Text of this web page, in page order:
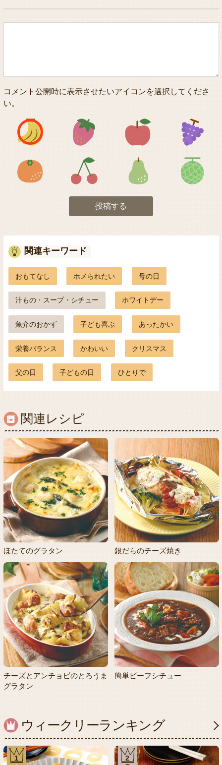
コメント公開時に表示させたいアイコンを選択してくださ
い。
アイコン1 アイコン2 アイコン3
アイコン5 アイコン6 アイコン7
投稿する
関連キーワード
おもてなし ホメられたい 母の日
汁もの・スープ・シチュー ホワイトデー
魚介のおかず 子ども喜ぶ あったかい
栄養バランス かわいい クリスマス
父の日 子どもの日 ひとりで
関連レシピ
ほたてのグラタン 銀だらのチーズ焼き
チーズとアンチョビのとろうま
グラタン
簡単ビーフシチュー
ウィークリーランキング
1 2